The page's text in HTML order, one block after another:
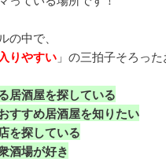
の中で、
りやすい 」の三拍子そろっ
居酒屋を探している
すすめ居酒屋を知りたい
を探している
酒場が好き